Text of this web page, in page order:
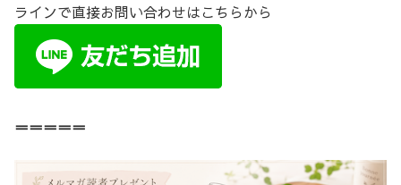
ラインで直接お問い合わせはこちらから
＝＝＝＝＝